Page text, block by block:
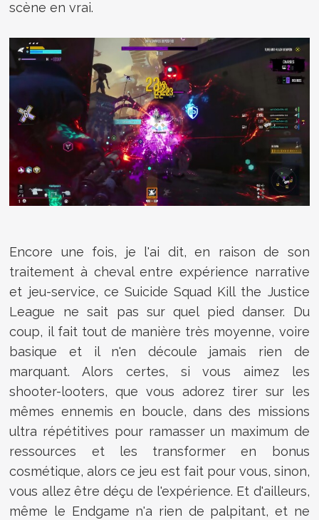
scène en vrai.
Encore une fois, je l'ai dit, en raison de son
traitement à cheval entre expérience narrative
et jeu-service, ce Suicide Squad Kill the Justice
League ne sait pas sur quel pied danser. Du
coup, il fait tout de manière très moyenne, voire
basique et il n'en découle jamais rien de
marquant. Alors certes, si vous aimez les
shooter-looters, que vous adorez tirer sur les
mêmes ennemis en boucle, dans des missions
ultra répétitives pour ramasser un maximum de
ressources et les transformer en bonus
cosmétique, alors ce jeu est fait pour vous, sinon,
vous allez être déçu de l'expérience. Et d'ailleurs,
même le Endgame n'a rien de palpitant, et ne